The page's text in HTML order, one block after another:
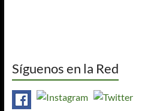
Síguenos en la Red